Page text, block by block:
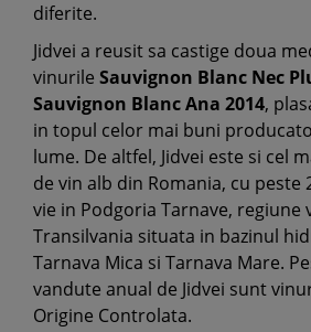
diferite.
Jidvei a reusit sa castige doua
vinurile Sauvignon Blanc Nec
Sauvignon Blanc Ana 2014,
in topul celor mai buni
lume. De altfel, Jidvei este si cel
de vin alb din Romania, cu peste
vie in Podgoria Tarnave, regiune
Transilvania situata in bazinul
Tarnava Mica si Tarnava Mare.
vandute anual de Jidvei sunt
Origine Controlata.